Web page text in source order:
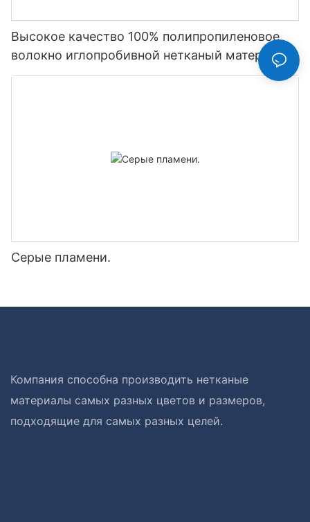
Высокое качество 100% полипропиленовое
волокно иглопробивной нетканый материал
для карманной пружинной крышки по
Серые пламени.
Компания способна производить нетканые
материалы самых разных цветов и размеров,
подходящие для самых разных целей.